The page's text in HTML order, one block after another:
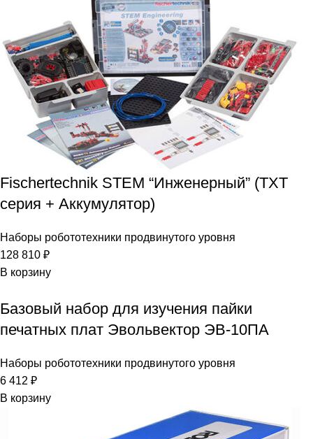
Fischertechnik STEM “Инженерный” (TXT
серия + Аккумулятор)
Наборы робототехники продвинутого уровня
128 810 ₽
В корзину
Базовый набор для изучения пайки
печатных плат Эвольвектор ЭВ-10ПА
Наборы робототехники продвинутого уровня
6 412 ₽
В корзину